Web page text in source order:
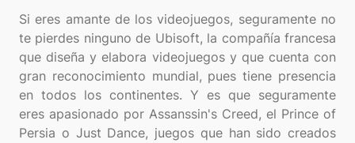
Si eres amante de los videojuegos, seguramente no
te pierdes ninguno de Ubisoft, la compañía francesa
que diseña y elabora videojuegos y que cuenta con
gran reconocimiento mundial, pues tiene presencia
en todos los continentes. Y es que seguramente
eres apasionado por Assanssin's Creed, el Prince of
Persia o Just Dance, juegos que han sido creados